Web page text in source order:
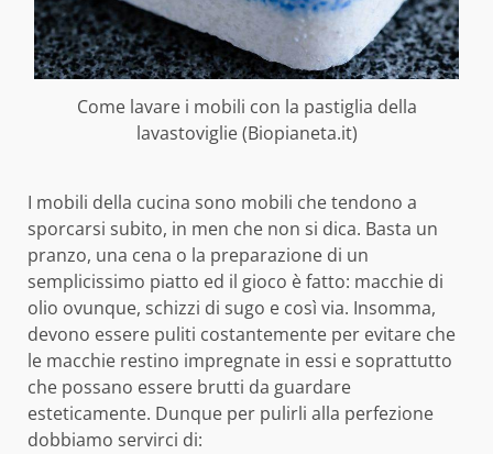
Come lavare i mobili con la pastiglia della
lavastoviglie (Biopianeta.it)
I mobili della cucina sono mobili che tendono a
sporcarsi subito, in men che non si dica. Basta un
pranzo, una cena o la preparazione di un
semplicissimo piatto ed il gioco è fatto: macchie di
olio ovunque, schizzi di sugo e così via. Insomma,
devono essere puliti costantemente per evitare che
le macchie restino impregnate in essi e soprattutto
che possano essere brutti da guardare
esteticamente. Dunque per pulirli alla perfezione
dobbiamo servirci di: